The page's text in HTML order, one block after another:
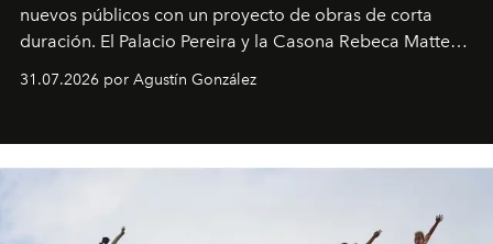
nuevos públicos con un proyecto de obras de corta
duración. El Palacio Pereira y la Casona Rebeca Matte
miniobras. Sus puestas en escena son limpias; ponen el
31.07.2026 por Agustín González